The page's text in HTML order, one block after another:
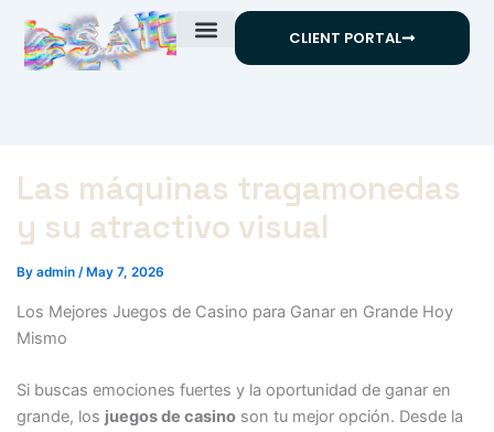
content
CLIENT PORTAL
Las máquinas tragamonedas
y su atractivo visual
By admin / May 7, 2026
Los Mejores Juegos de Casino para Ganar en Grande Hoy
Mismo
Si buscas emociones fuertes y la oportunidad de ganar en
grande, los juegos de casinoson tu mejor opción. Desde la